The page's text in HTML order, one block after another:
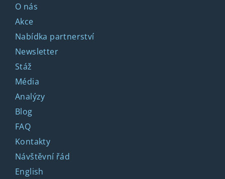
O nás
Akce
Nabídka partnerství
Newsletter
Stáž
Média
Analýzy
Blog
FAQ
Kontakty
Návštěvní řád
English